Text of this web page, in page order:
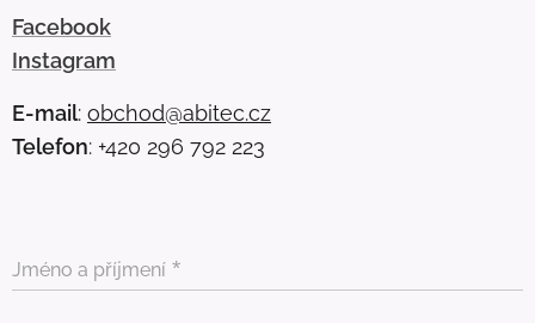
Facebook
Instagram
E-mail: obchod@abitec.cz
Telefon: +420 296 792 223
Jméno a příjmení